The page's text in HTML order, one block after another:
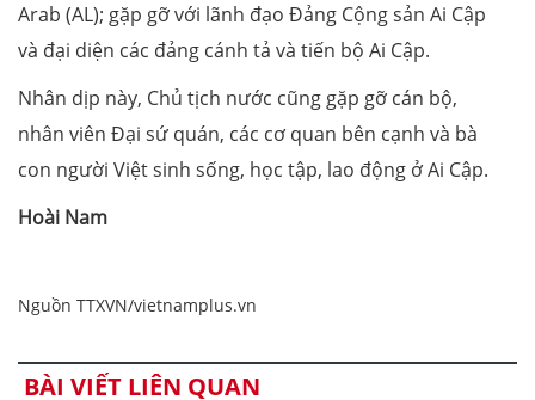
Arab (AL); gặp gỡ với lãnh đạo Đảng Cộng sản Ai Cập
và đại diện các đảng cánh tả và tiến bộ Ai Cập.
Nhân dịp này, Chủ tịch nước cũng gặp gỡ cán bộ,
nhân viên Đại sứ quán, các cơ quan bên cạnh và bà
con người Việt sinh sống, học tập, lao động ở Ai Cập.
Hoài Nam
Nguồn TTXVN/vietnamplus.vn
BÀI VIẾT LIÊN QUAN